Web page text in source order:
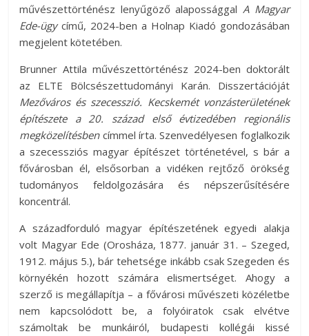
művészettörténész lenyűgöző alapossággalA Magyar
Ede-ügycímű, 2024-ben a Holnap Kiadó gondozásában
megjelent kötetében.
Brunner Attila művészettörténész 2024-ben doktorált
az ELTE Bölcsészettudományi Karán. Disszertációját
Mezőváros és szecesszió. Kecskemét vonzásterületének
építészete a 20. század első évtizedében regionális
megközelítésbencímmel írta. Szenvedélyesen foglalkozik
a szecessziós magyar építészet történetével, s bár a
fővárosban él, elsősorban a vidéken rejtőző örökség
tudományos feldolgozására és népszerűsítésére
koncentrál.
A századforduló magyar építészetének egyedi alakja
volt Magyar Ede (Orosháza, 1877. január 31. – Szeged,
1912. május 5.), bár tehetsége inkább csak Szegeden és
környékén hozott számára elismertséget. Ahogy a
szerző is megállapítja – a fővárosi művészeti közéletbe
nem kapcsolódott be, a folyóiratok csak elvétve
számoltak be munkáiról, budapesti kollégái kissé